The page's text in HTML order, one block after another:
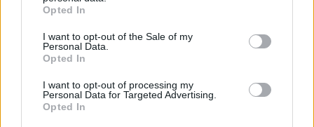
grant or deny consent to Google and its third-party tags to
use your data for below specified purposes in below Google
consent section.
Opted In
I want to opt-out of the Sale of my
Personal Data.
Opted In
I want to opt-out of processing my
Personal Data for Targeted Advertising.
Opted In
inserimento. Per aderire è consigliabile rivolgersi ai
centri per l’impiego o agli operatori accreditati che
gestiscono i progetti nel territorio.